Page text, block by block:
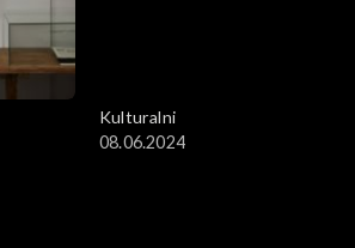
Kulturalni
08.06.2024